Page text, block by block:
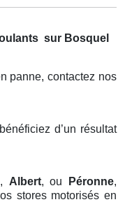
sur Bosquel
panne, contactez nos
d’un résultat
, Albert, ou Péronne,
stores motorisés en